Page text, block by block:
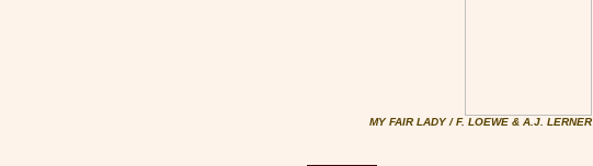
MY FAIR LADY / F. LOEWE & A.J. LERNER